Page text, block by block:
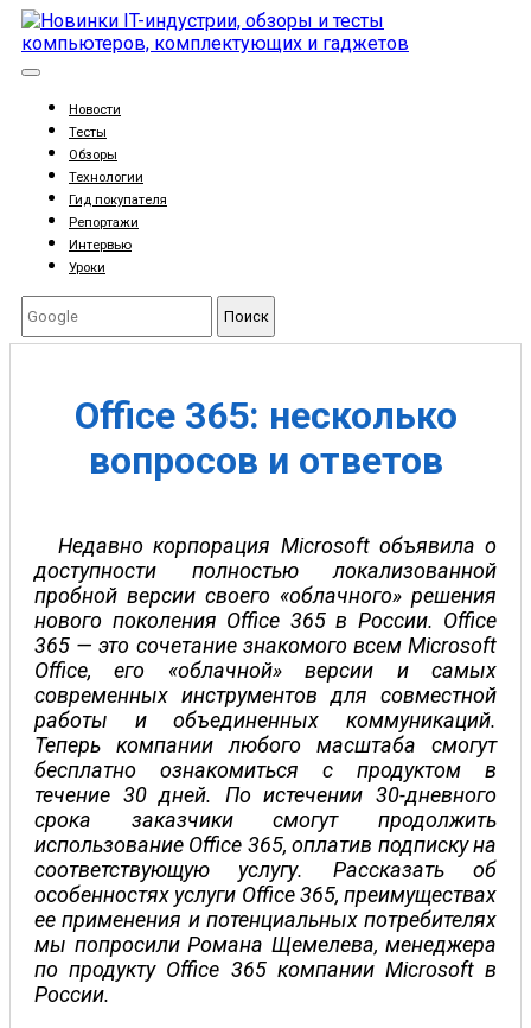
Новости
Тесты
Обзоры
Технологии
Гид покупателя
Репортажи
Интервью
Уроки
Поиск
Office 365: несколько
вопросов и ответов
Недавно корпорация Microsoft объявила о
доступности полностью локализованной
пробной версии своего «облачного» решения
нового поколения Office 365 в России. Office
365 — это сочетание знакомого всем Microsoft
Office, его «облачной» версии и самых
современных инструментов для совместной
работы и объединенных коммуникаций.
Теперь компании любого масштаба смогут
бесплатно ознакомиться с продуктом в
течение 30 дней. По истечении 30-дневного
срока заказчики смогут продолжить
использование Office 365, оплатив подписку на
соответствующую услугу. Рассказать об
особенностях услуги Office 365, преимуществах
ее применения и потенциальных потребителях
мы попросили Романа Щемелева, менеджера
по продукту Office 365 компании Microsoft в
России.